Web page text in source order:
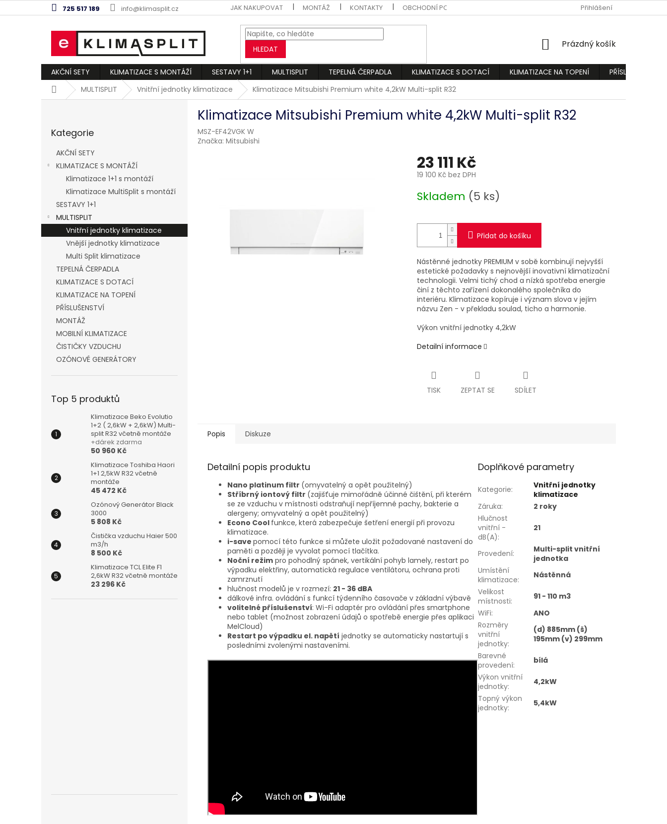
na
725 517 189 info@klimasplit.cz JAK NAKUPOVAT MONTÁŽ KONTAKTY OBCHODNÍ PODMÍNKY PODMÍNKY OCHRANY OSOBNÍCH ÚDAJŮ
Přihlášení
HLEDAT
NÁKUPNÍ
Prázdný košík
AKČNÍ SETY KLIMATIZACE S MONTÁŽÍ SESTAVY 1+1 MULTISPLIT TEPELNÁ ČERPADLA KLIMATIZACE S DOTACÍ KLIMATIZACE NA TOPENÍ
PŘÍSLUŠENSTVÍ
DomůMULTISPLIT Vnitřní jednotky klimatizace Klimatizace Mitsubishi Premium white 4,2kW Multi-split R32
n
e
kategorie
Kategorie
AKČNÍ SETY
KLIMATIZACE S MONTÁŽÍ
Klimatizace 1+1 s montáží
Klimatizace MultiSplit s montáží
SESTAVY 1+1
MULTISPLIT
Vnitřní jednotky klimatizace
Vnější jednotky klimatizace
Multi Split klimatizace
TEPELNÁ ČERPADLA
KLIMATIZACE S DOTACÍ
KLIMATIZACE NA TOPENÍ
PŘÍSLUŠENSTVÍ
MONTÁŽ
MOBILNÍ KLIMATIZACE
ČISTIČKY VZDUCHU
OZÓNOVÉ GENERÁTORY
Top 5 produktů
Klimatizace Beko Evolutio
1+2 ( 2,6kW + 2,6kW) Multi-
split R32 včetně montáže
+dárek zdarma
50 960 Kč
Klimatizace Toshiba Haori
1+1 2,5kW R32 včetně
montáže
45 472 Kč
Ozónový Generátor Black
3000
5 808 Kč
Čistička vzduchu Haier 500
m3/h
8 500 Kč
Klimatizace TCL Elite F1
2,6kW R32 včetně montáže
23 296 Kč
Klimatizace Mitsubishi Premium white 4,2kW Multi-split R32
MSZ-EF42VGK W
Značka: Mitsubishi
23 111 Kč
19 100 Kč bez DPH
cena:
Skladem (5 ks)
Přidat do košíku
Nástěnné jednotky PREMIUM v sobě kombinují nejvyšší
estetické požadavky s nejnovější inovativní klimatizační
technologii. Velmi tichý chod a nízká spotřeba energie
činí z těchto zařízení dokonalého společníka do
interiéru. Klimatizace kopíruje i význam slova v jejím
názvu Zen - v překladu soulad, ticho a harmonie.
Výkon vnitřní jednotky 4,2kW
Detailní informace
TISK ZEPTAT SE SDÍLET
Popis Diskuze
Detailní popis produktu
Nano platinum filtr (omyvatelný a opět použitelný)
Stříbrný iontový filtr (zajišťuje mimořádně účinné čištění, při kterém
se ze vzduchu v místnosti odstraňují nepříjemné pachy, bakterie a
alergeny; omyvatelný a opět použitelný)
Econo Cool funkce, která zabezpečuje šetření energií při provozu
klimatizace.
i-save pomocí této funkce si můžete uložit požadované nastavení do
paměti a později je vyvolat pomocí tlačítka.
Noční režim pro pohodlný spánek, vertikální pohyb lamely, restart po
výpadku elektřiny, automatická regulace ventilátoru, ochrana proti
zamrznutí
hlučnost modelů je v rozmezí: 21 - 36 dBA
dálkové infra. ovládání s funkcí týdenního časovače v základní výbavě
volitelné příslušenství: Wi-Fi adaptér pro ovládání přes smartphone
nebo tablet (možnost zobrazení údajů o spotřebě energie přes aplikaci
MelCloud)
Restart po výpadku el. napětí jednotky se automaticky nastartují s
posledními zvolenými nastaveními.
Doplňkové parametry
Kategorie:
Vnitřní jednotky
klimatizace
Záruka:
2 roky
Hlučnost
vnitřní -
dB(A):
21
Provedení:
Multi-split vnitřní
jednotka
Umístění
klimatizace:
Nástěnná
Velikost
místnosti:
91 - 110 m3
WiFi:
ANO
Rozměry
vnitřní
jednotky:
(d) 885mm (š)
195mm (v) 299mm
Barevné
provedení:
bílá
Výkon vnitřní
jednotky:
4,2kW
Topný výkon
jednotky: 5,4kW